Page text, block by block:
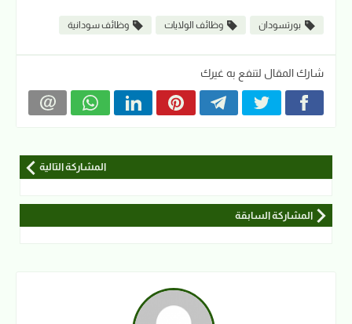
بورتسودان وظائف الولايات وظائف سودانية
شارك المقال لتنفع به غيرك
المشاركة التالية
المشاركة السابقة